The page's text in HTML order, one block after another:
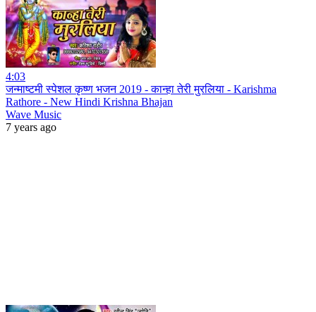
4:03
जन्माष्टमी स्पेशल कृष्ण भजन 2019 - कान्हा तेरी मुरलिया - Karishma
Rathore - New Hindi Krishna Bhajan
Wave Music
7 years ago